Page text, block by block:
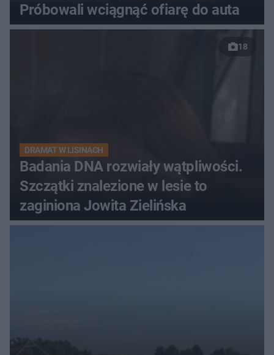
Próbowali wciągnąć ofiarę do auta
18
DRAMAT W LISINACH
Badania DNA rozwiały wątpliwości.
Szczątki znalezione w lesie to
zaginiona Jowita Zielińska